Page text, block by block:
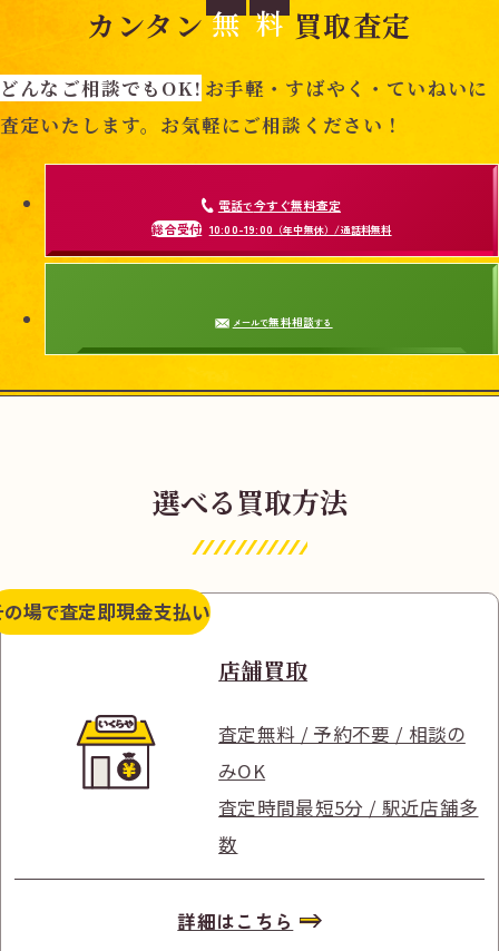
カンタン 無 料 買取査定
どんなご相談でもOK! お手軽・すばやく・ていねいに
査定いたします。お気軽にご相談ください！
電話で今すぐ無料査定
総合受付 10:00-19:00 （年中無休）/通話料無料
メールで無料相談する
選べる買取方法
の場で査定即現金支払い
店舗買取
査定無料 / 予約不要 / 相談の
みOK
査定時間最短5分 / 駅近店舗多
数
詳細はこちら